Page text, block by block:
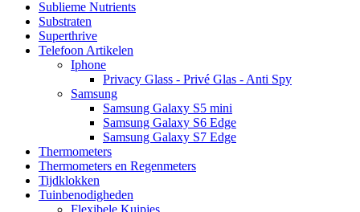
Sublieme Nutrients
Substraten
Superthrive
Telefoon Artikelen
Iphone
Privacy Glass - Privé Glas - Anti Spy
Samsung
Samsung Galaxy S5 mini
Samsung Galaxy S6 Edge
Samsung Galaxy S7 Edge
Thermometers
Thermometers en Regenmeters
Tijdklokken
Tuinbenodigheden
Flexibele Kuipjes